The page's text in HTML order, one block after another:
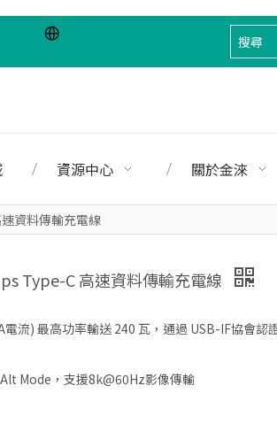
資源中心 關於金淶
資料傳輸充電線
Type-C 高速資料傳輸充電線
流) 最高功率輸送 240 瓦，通過 USB-IF協會認
Mode，支援8k@60Hz影像傳輸